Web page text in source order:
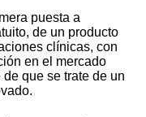
puesta a
de un producto
clínicas, con
en el mercado
que se trate de un